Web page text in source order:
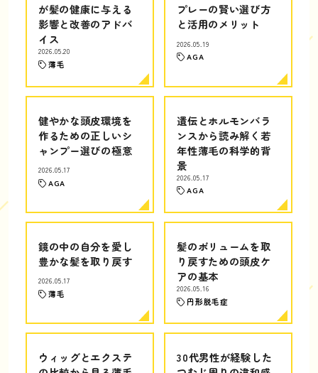
が髪の健康に与える
影響と改善のアドバ
イス
2026.05.20
薄毛
プレーの賢い選び方
と活用のメリット
2026.05.19
AGA
健やかな頭皮環境を
作るための正しいシ
ャンプー選びの極意
2026.05.17
AGA
遺伝とホルモンバラ
ンスから読み解く若
年性薄毛の科学的背
景
2026.05.17
AGA
鏡の中の自分を愛し
豊かな髪を取り戻す
2026.05.17
薄毛
髪のボリュームを取
り戻すための頭皮ケ
アの基本
2026.05.16
円形脱毛症
ウィッグとエクステ
30代男性が経験した